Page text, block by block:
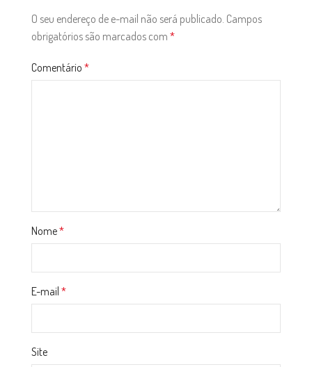
O seu endereço de e-mail não será publicado. Campos
obrigatórios são marcados com *
Comentário *
Nome*
E-mail *
Site